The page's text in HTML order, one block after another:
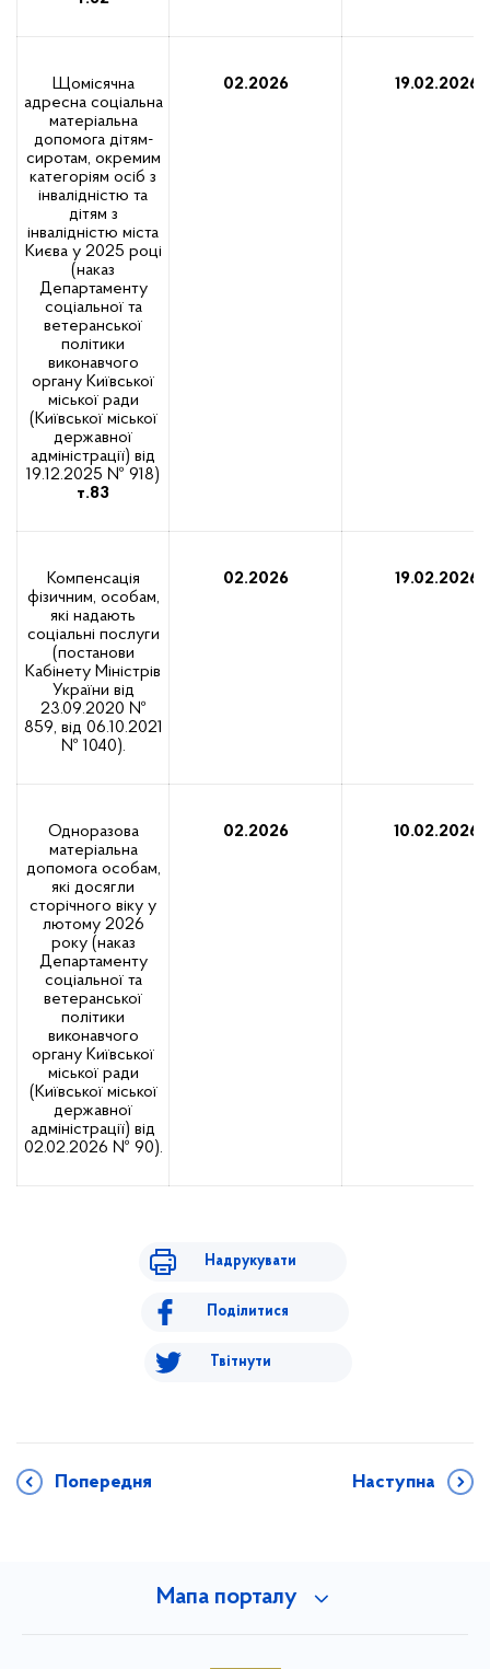
Щомісячна
адресна соціальна
матеріальна
допомога дітям-
сиротам, окремим
категоріям осіб з
інвалідністю та
дітям з
інвалідністю міста
Києва у 2025 році
(наказ
Департаменту
соціальної та
ветеранської
політики
виконавчого
органу Київської
міської ради
(Київської міської
державної
адміністрації) від
19.12.2025 № 918)
т.83
02.2026 19.02.2026
Компенсація
фізичним, особам,
які надають
соціальні послуги
(постанови
Кабінету Міністрів
України від
23.09.2020 №
859, від 06.10.2021
№ 1040).
02.2026 19.02.2026
Одноразова
матеріальна
допомога особам,
які досягли
сторічного віку у
лютому 2026
року (наказ
Департаменту
соціальної та
ветеранської
політики
виконавчого
органу Київської
міської ради
(Київської міської
державної
адміністрації) від
02.02.2026 № 90).
02.2026 10.02.2026
Надрукувати
Поділитися
Твітнути
Попередня Наступна
Мапа порталу